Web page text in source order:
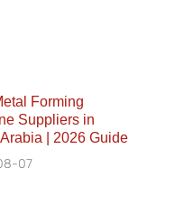
Forming
Suppliers in
| 2026 Guide
07